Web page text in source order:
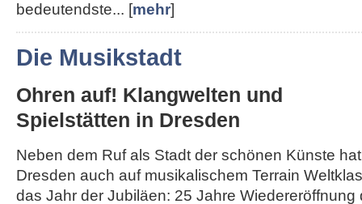
bedeutendste... [mehr]
Die Musikstadt
Ohren auf! Klangwelten und
Spielstätten in Dresden
Neben dem Ruf als Stadt der schönen Künste hat
Dresden auch auf musikalischem Terrain
das Jahr der Jubiläen: 25 Jahre Wiedereröffnung